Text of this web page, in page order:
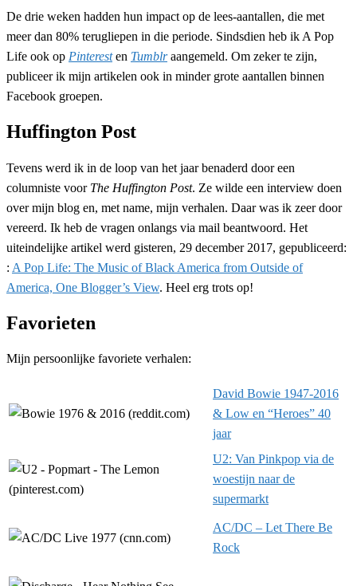
De drie weken hadden hun impact op de lees-aantallen, die met
meer dan 80% terugliepen in die periode. Sindsdien heb ik A Pop
Life ook op Pinteresten Tumblraangemeld. Om zeker te zijn,
publiceer ik mijn artikelen ook in minder grote aantallen binnen
Facebook groepen.
Huffington Post
Tevens werd ik in de loop van het jaar benaderd door een
columniste voor The Huffington Post. Ze wilde een interview doen
over mijn blog en, met name, mijn verhalen. Daar was ik zeer door
vereerd. Ik heb de vragen onlangs via mail beantwoord. Het
uiteindelijke artikel werd gisteren, 29 december 2017, gepubliceerd:
: A Pop Life: The Music of Black America from Outside of
America, One Blogger’s View. Heel erg trots op!
Favorieten
Mijn persoonlijke favoriete verhalen:
David Bowie 1947-2016
& Low en “Heroes” 40
jaar
U2: Van Pinkpop via de
woestijn naar de
supermarkt
AC/DC – Let There Be
Rock